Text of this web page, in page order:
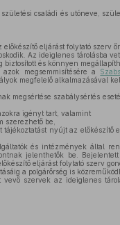
családi és utóneve,
eljárást folytató szerv
Az ideiglenes tárolásba
és könnyen
megsemmisítésére a
megfelelő alkalmazásával
megsértése szabálysértés
igényt tart, valamint
be,
nyújt az előkészítő
és intézmények által
jelenthetők be.
eljárást folytató szerv
a polgárőrség is
szervek az ideiglenes